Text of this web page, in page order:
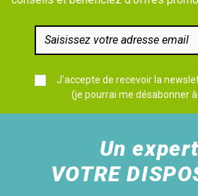
J'accepte de recevoir la
(je pourrai me désabonner
Un
VOTRE